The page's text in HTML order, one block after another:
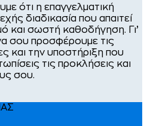
ότι η επαγγελματική
διαδικασία που απαιτεί
και σωστή καθοδήγηση. Γι’
σου προσφέρουμε τις
και την υποστήριξη που
τις προκλήσεις και
σου.